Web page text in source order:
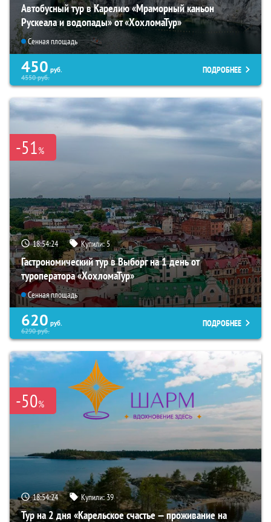
Автобусный тур в Карелию «Мраморный каньон
Рускеала и водопады» от «ХохломаТур»
Сенная площадь
450 руб.
4550руб.
ПОДРОБНЕЕ
-51%
18:54:22 Купили:5
Гастрономический тур в Выборг на 1 день от
туроператора «ХохломаТур»
Сенная площадь
620 руб.
6290руб.
ПОДРОБНЕЕ
-50%
18:54:22 Купили:39
Тур на 2 дня «Карельское счастье — проживание на